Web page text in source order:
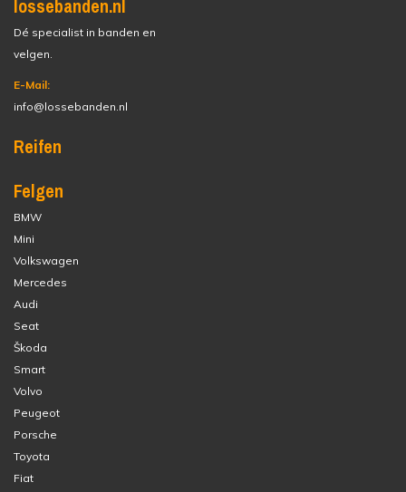
lossebanden.nl
Dé specialist in banden en
velgen.
E-Mail:
info@lossebanden.nl
Reifen
Felgen
BMW
Mini
Volkswagen
Mercedes
Audi
Seat
Škoda
Smart
Volvo
Peugeot
Porsche
Toyota
Fiat